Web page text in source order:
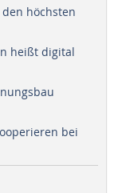
höchsten
heißt digital
bei